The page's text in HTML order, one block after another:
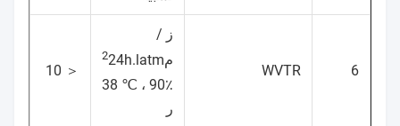
6
WVTR
ز /
م
224h.latm
38 ℃ ، 90٪
ر
＜ 10